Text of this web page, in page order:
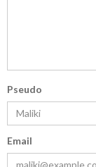
Pseudo
Email